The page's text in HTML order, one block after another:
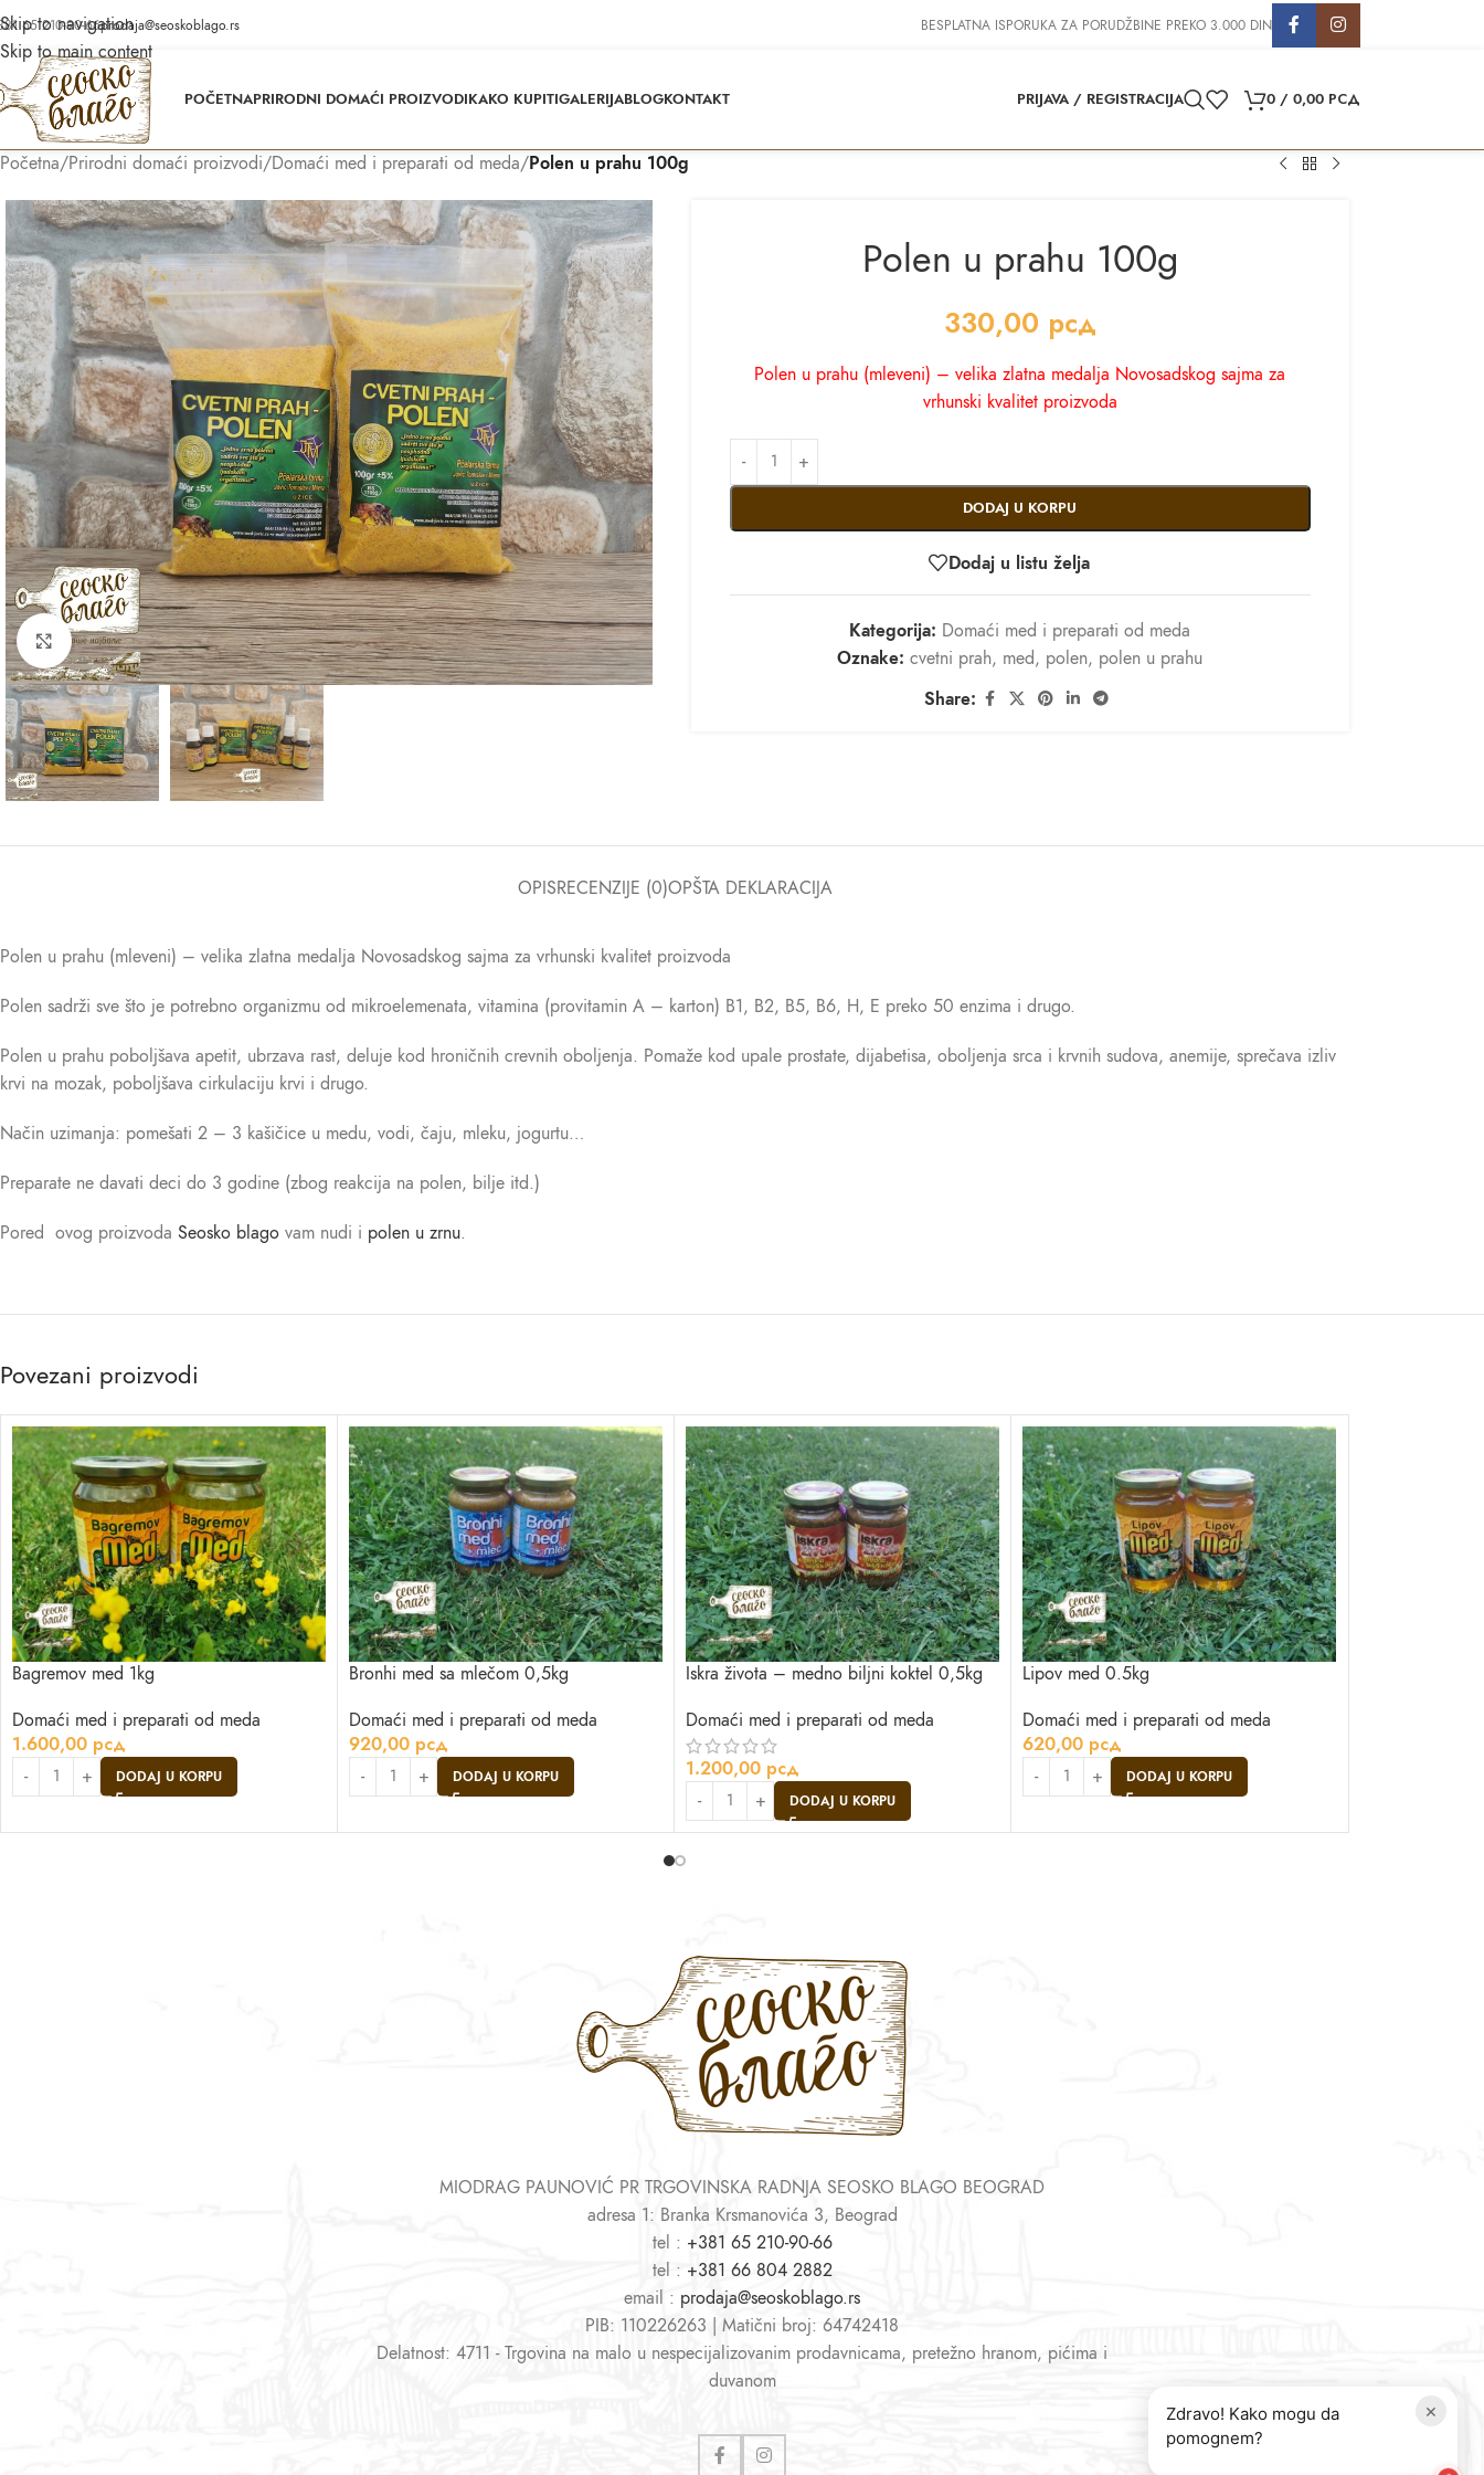
Skip to navigation
Skip to main content
65 210-90-66prodaja@seoskoblago.rs BESPLATNA ISPORUKA ZA PORUDŽBINE PREKO 3.000 DIN
POČETNAPRIRODNI DOMAĆI PROIZVODIKAKO KUPITIGALERIJABLOGKONTAKT PRIJAVA / REGISTRACIJA 0 / 0,00 РСД
Početna/Prirodni domaći proizvodi/Domaći med i preparati od meda/Polen u prahu 100g
Kliknite za uvećanje
Polen u prahu 100g
330,00 рсд
Polen u prahu (mleveni) – velika zlatna medalja Novosadskog sajma za
vrhunski kvalitet proizvoda
DODAJ U KORPU
Dodaj u listu želja
Kategorija: Domaći med i preparati od meda
Oznake: cvetni prah, med, polen, polen u prahu
Share:
OPISRECENZIJE (0)OPŠTA DEKLARACIJA
Polen u prahu (mleveni) – velika zlatna medalja Novosadskog sajma za vrhunski kvalitet proizvoda
Polen sadrži sve što je potrebno organizmu od mikroelemenata, vitamina (provitamin A – karton) B1, B2, B5, B6, H, E preko 50 enzima i drugo.
Polen u prahu poboljšava apetit, ubrzava rast, deluje kod hroničnih crevnih oboljenja. Pomaže kod upale prostate, dijabetisa, oboljenja srca i krvnih sudova, anemije, sprečava izliv
krvi na mozak, poboljšava cirkulaciju krvi i drugo.
Način uzimanja: pomešati 2 – 3 kašičice u medu, vodi, čaju, mleku, jogurtu…
Preparate ne davati deci do 3 godine (zbog reakcija na polen, bilje itd.)
Pored ovog proizvoda Seosko blago vam nudi i polen u zrnu.
Povezani proizvodi
Bagremov med 1kg
Domaći med i preparati od meda
1.600,00 рсд
DODAJ U KORPU
Bronhi med sa mlečom 0,5kg
Domaći med i preparati od meda
920,00 рсд
DODAJ U KORPU
Iskra života – medno biljni koktel 0,5kg
Domaći med i preparati od meda
1.200,00 рсд
DODAJ U KORPU
Lipov med 0.5kg
Domaći med i preparati od meda
620,00 рсд
DODAJ U KORPU
MIODRAG PAUNOVIĆ PR TRGOVINSKA RADNJA SEOSKO BLAGO BEOGRAD
adresa 1: Branka Krsmanovića 3, Beograd
tel : +381 65 210-90-66
tel : +381 66 804 2882
email : prodaja@seoskoblago.rs
PIB: 110226263 | Matični broj: 64742418
Delatnost: 4711 - Trgovina na malo u nespecijalizovanim prodavnicama, pretežno hranom, pićima i
duvanom
×
Zdravo! Kako mogu da
pomognem?